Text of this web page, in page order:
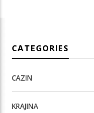
CATEGORIES
CAZIN
KRAJINA